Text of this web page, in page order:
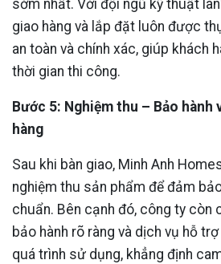
sớm nhất. Với đội ngũ kỹ thuật
giao hàng và lắp đặt luôn được
an toàn và chính xác, giúp khách
thời gian thi công.
Bước 5: Nghiệm thu – Bảo hành
hàng
Sau khi bàn giao, Minh Anh
nghiệm thu sản phẩm để đảm
chuẩn. Bên cạnh đó, công ty còn
bảo hành rõ ràng và dịch vụ hỗ
quá trình sử dụng, khẳng định